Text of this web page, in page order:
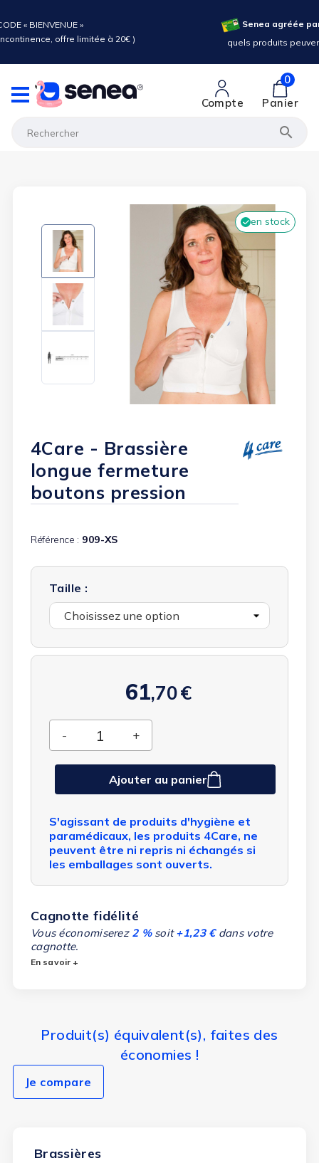
Maladie :
être pris en charge ?

Compte
0
Panier
en stock
4Care - Brassière
longue fermeture
boutons pression
Référence : 909-XS
Taille :
61,70€
Ajouter au panier
S'agissant de produits d'hygiène et
paramédicaux, les produits 4Care, ne
peuvent être ni repris ni échangés si
les emballages sont ouverts.
Cagnotte fidélité
Vous économiserez 2 % soit +1,23 € dans votre
cagnotte.
En savoir +
Produit(s) équivalent(s), faites des
économies !
Je compare
Brassières